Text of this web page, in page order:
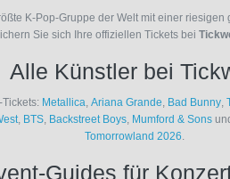
K-Pop-Gruppe der Welt mit einer riesigen
Sie sich Ihre offiziellen Tickets bei
Alle Künstler bei
Metallica Ariana Grande Bad Bunny
, BTS, Backstreet Boys, Mumford & Sons
Tomorrowland 2026
Guides für